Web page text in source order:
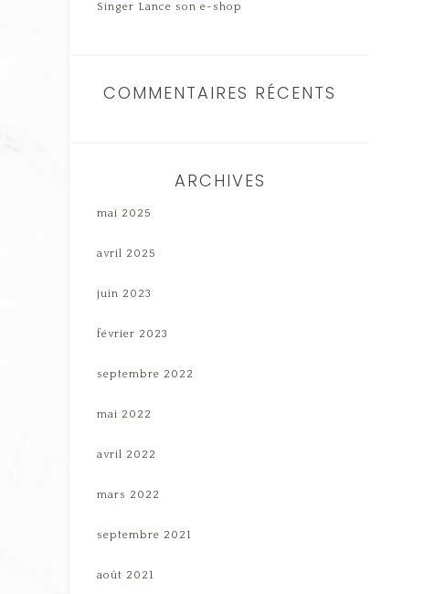
Singer Lance son e-shop
COMMENTAIRES RÉCENTS
ARCHIVES
mai 2025
avril 2025
juin 2023
février 2023
septembre 2022
mai 2022
avril 2022
mars 2022
septembre 2021
août 2021